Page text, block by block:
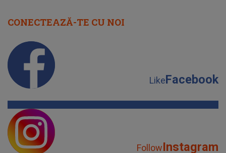
CONECTEAZĂ-TE CU NOI
LikeFacebook
FollowInstagram